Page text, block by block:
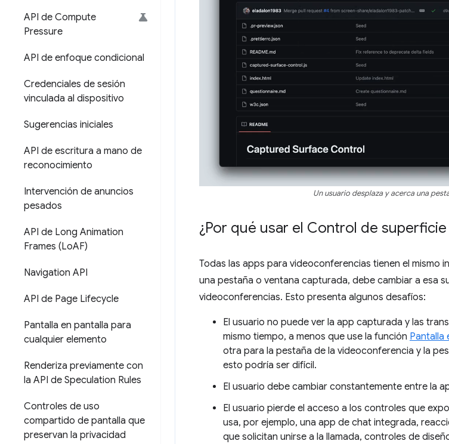
API de Compute
Pressure
API de enfoque condicional
Credenciales de sesión
vinculada al dispositivo
Sugerencias iniciales
API de escritura a mano de
reconocimiento
Intervención de anuncios
pesados
API de Long Animation
Frames (LoAF)
Navigation API
API de Page Lifecycle
Pantalla en pantalla para
cualquier elemento
Renderiza previamente con
la API de Speculation Rules
Controles de uso
compartido de pantalla que
preservan la privacidad
Un usuario desplaza y acerca una
¿Por qué usar el Control de
Todas las apps para videoconferencias tienen el mismo
una pestaña o ventana capturada, debe cambiar a esa
videoconferencias. Esto presenta algunos desafíos:
El usuario no puede ver la app capturada y las
mismo tiempo, a menos que use la función Pantalla
otra para la pestaña de la videoconferencia y la
esto podría ser difícil.
El usuario debe cambiar constantemente entre la
El usuario pierde el acceso a los controles que
usa, por ejemplo, una app de chat integrada,
que solicitan unirse a la llamada, controles de